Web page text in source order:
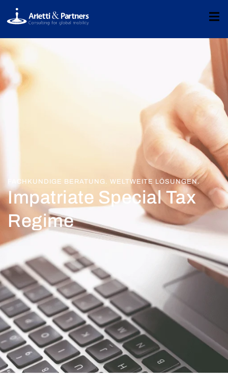
FACHKUNDIGE BERATUNG. WELTWEITE LÖSUNGEN.
Impatriate Special Tax
Regime